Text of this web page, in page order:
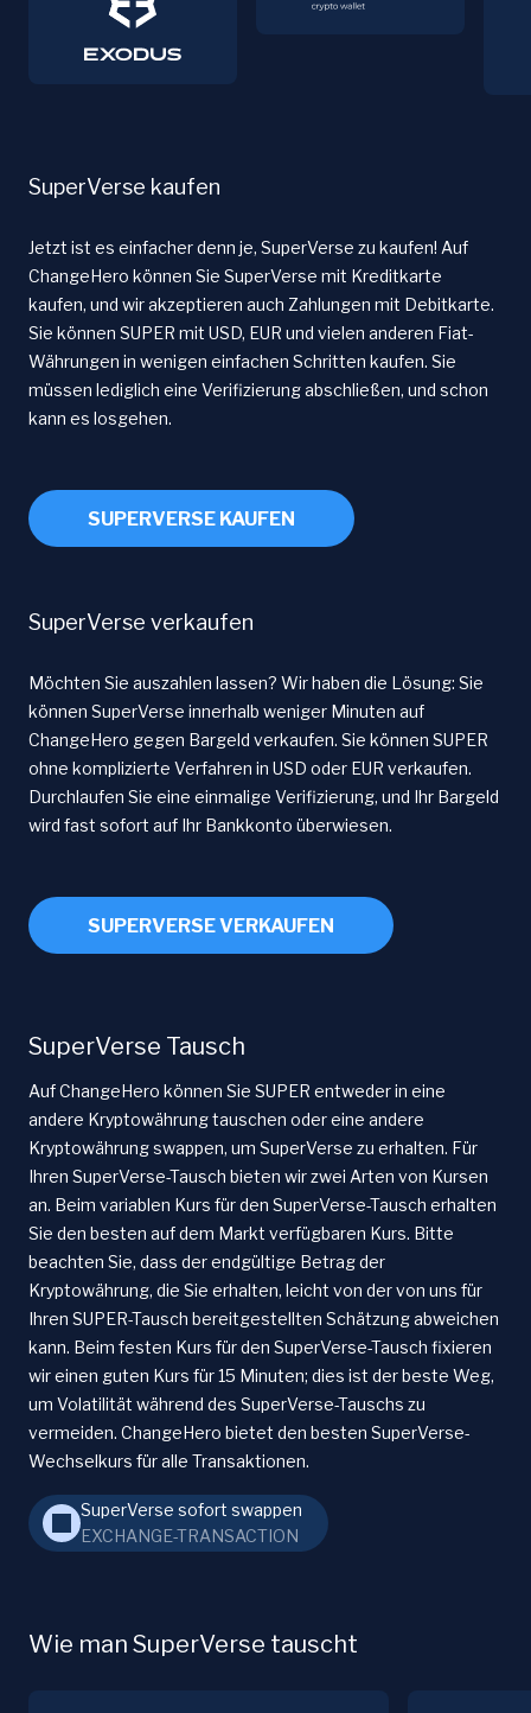
SuperVerse kaufen
Jetzt ist es einfacher denn je, SuperVerse zu kaufen! Auf
ChangeHero können Sie SuperVerse mit Kreditkarte
kaufen, und wir akzeptieren auch Zahlungen mit Debitkarte.
Sie können SUPER mit USD, EUR und vielen anderen Fiat-
Währungen in wenigen einfachen Schritten kaufen. Sie
müssen lediglich eine Verifizierung abschließen, und schon
kann es losgehen.
SUPERVERSE KAUFEN
SuperVerse verkaufen
Möchten Sie auszahlen lassen? Wir haben die Lösung: Sie
können SuperVerse innerhalb weniger Minuten auf
ChangeHero gegen Bargeld verkaufen. Sie können SUPER
ohne komplizierte Verfahren in USD oder EUR verkaufen.
Durchlaufen Sie eine einmalige Verifizierung, und Ihr Bargeld
wird fast sofort auf Ihr Bankkonto überwiesen.
SUPERVERSE VERKAUFEN
SuperVerse Tausch
Auf ChangeHero können Sie SUPER entweder in eine
andere Kryptowährung tauschen oder eine andere
Kryptowährung swappen, um SuperVerse zu erhalten. Für
Ihren SuperVerse-Tausch bieten wir zwei Arten von Kursen
an. Beim variablen Kurs für den SuperVerse-Tausch erhalten
Sie den besten auf dem Markt verfügbaren Kurs. Bitte
beachten Sie, dass der endgültige Betrag der
Kryptowährung, die Sie erhalten, leicht von der von uns für
Ihren SUPER-Tausch bereitgestellten Schätzung abweichen
kann. Beim festen Kurs für den SuperVerse-Tausch fixieren
wir einen guten Kurs für 15 Minuten; dies ist der beste Weg,
um Volatilität während des SuperVerse-Tauschs zu
vermeiden. ChangeHero bietet den besten SuperVerse-
Wechselkurs für alle Transaktionen.
SuperVerse sofort swappen
EXCHANGE-TRANSACTION
Wie man SuperVerse tauscht